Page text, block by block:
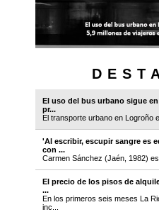
El uso del bus urbano sigue
pr...
El transporte urbano en Logroño
'Al escribir, escupir sangre es
con ...
Carmen Sánchez (Jaén, 1982)
El precio de los pisos de
...
En los primeros seis meses La
inc...